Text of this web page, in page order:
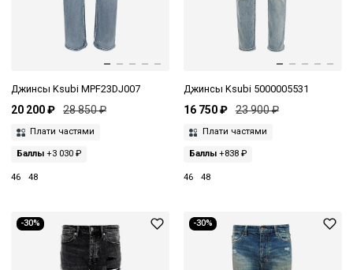
Джинсы Ksubi MPF23DJ007
20 200 ₽ 28 850 ₽
Плати частями
Баллы +3 030 ₽
46 48
Джинсы Ksubi 5000005531
16 750 ₽ 23 900 ₽
Плати частями
Баллы+838 ₽
46 48
-30% -30%